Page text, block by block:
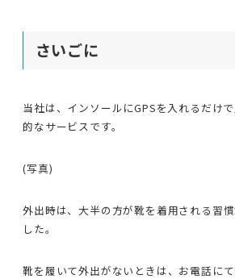
さいごに
当社は、インソールにGPSを入れるだけ
的なサービスです。
(写真)
外出時は、大半の方が靴を着用される習
した。
靴を履いて外出がないときは、お電話に